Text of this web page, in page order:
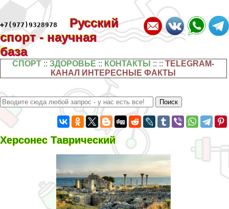
+7(977)9328978
Русский
спорт - научная
база
СПОРТ ::ЗДОРОВЬЕ :: КОНТАКТЫ :: ::TELEGRAM-
КАНАЛ ИНТЕРЕСНЫЕ ФАКТЫ
Херсонес Таврический